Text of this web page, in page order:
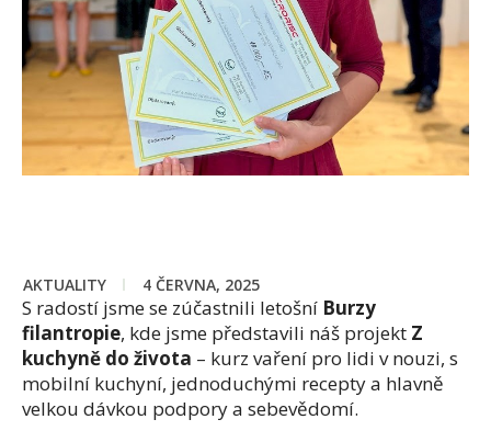
AKTUALITY 4 ČERVNA, 2025
S radostí jsme se zúčastnili letošní Burzy
filantropie, kde jsme představili náš projekt Z
kuchyně do života – kurz vaření pro lidi v nouzi, s
mobilní kuchyní, jednoduchými recepty a hlavně
velkou dávkou podpory a sebevědomí.